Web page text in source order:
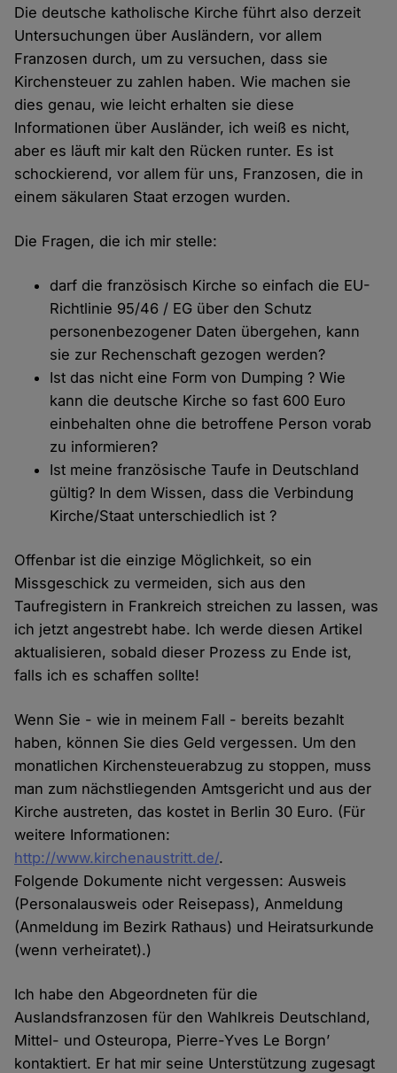
Die deutsche katholische Kirche führt also derzeit
Untersuchungen über Ausländern, vor allem
Franzosen durch, um zu versuchen, dass sie
Kirchensteuer zu zahlen haben. Wie machen sie
dies genau, wie leicht erhalten sie diese
Informationen über Ausländer, ich weiß es nicht,
aber es läuft mir kalt den Rücken runter. Es ist
schockierend, vor allem für uns, Franzosen, die in
einem säkularen Staat erzogen wurden.
Die Fragen, die ich mir stelle:
darf die französisch Kirche so einfach die EU-
Richtlinie 95/46 / EG über den Schutz
personenbezogener Daten übergehen, kann
sie zur Rechenschaft gezogen werden?
Ist das nicht eine Form von Dumping ? Wie
kann die deutsche Kirche so fast 600 Euro
einbehalten ohne die betroffene Person vorab
zu informieren?
Ist meine französische Taufe in Deutschland
gültig? In dem Wissen, dass die Verbindung
Kirche/Staat unterschiedlich ist ?
Offenbar ist die einzige Möglichkeit, so ein
Missgeschick zu vermeiden, sich aus den
Taufregistern in Frankreich streichen zu lassen, was
ich jetzt angestrebt habe. Ich werde diesen Artikel
aktualisieren, sobald dieser Prozess zu Ende ist,
falls ich es schaffen sollte!
Wenn Sie - wie in meinem Fall - bereits bezahlt
haben, können Sie dies Geld vergessen. Um den
monatlichen Kirchensteuerabzug zu stoppen, muss
man zum nächstliegenden Amtsgericht und aus der
Kirche austreten, das kostet in Berlin 30 Euro. (Für
weitere Informationen:
http://www.kirchenaustritt.de/.
Folgende Dokumente nicht vergessen: Ausweis
(Personalausweis oder Reisepass), Anmeldung
(Anmeldung im Bezirk Rathaus) und Heiratsurkunde
(wenn verheiratet).)
Ich habe den Abgeordneten für die
Auslandsfranzosen für den Wahlkreis Deutschland,
Mittel- und Osteuropa, Pierre-Yves Le Borgn’
kontaktiert. Er hat mir seine Unterstützung zugesagt